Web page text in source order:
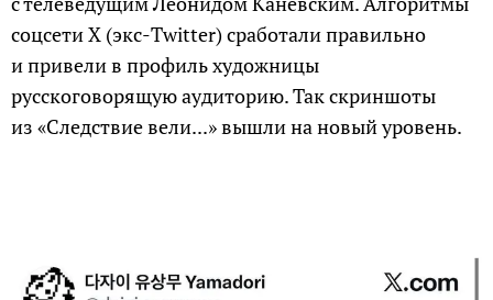
соцсети X (экс-Twitter) сработали правильно
и привели в профиль художницы
русскоговорящую аудиторию. Так скриншоты
из «Следствие вели...» вышли на новый уровень.